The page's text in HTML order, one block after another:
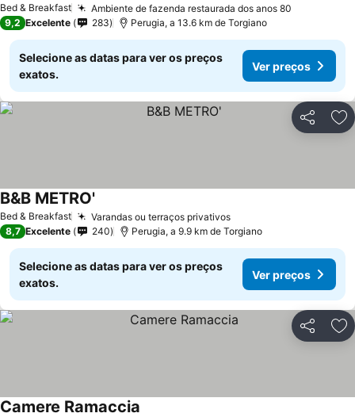
Bed & Breakfast Ambiente de fazenda restaurada dos anos 80
9,2 Excelente 283 Perugia, a 13.6 km de Torgiano
Selecione as datas para ver os preços
exatos.
Ver preços
Partilhar
Bed & Breakfast Varandas ou terraços privativos
B&B METRO'
8,7 Excelente 240 Perugia, a 9.9 km de Torgiano
Selecione as datas para ver os preços
exatos.
Ver preços
Partilhar
Camere Ramaccia